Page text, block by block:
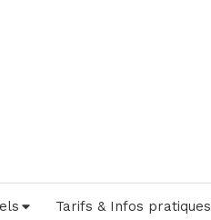
Tarifs & Infos pratiques